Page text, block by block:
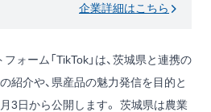
企業詳細はこちら
ォーム「TikTok」は、茨城県と連携の
紹介や、県産品の魅力発信を目的と
3日から公開します。 茨城県は農業